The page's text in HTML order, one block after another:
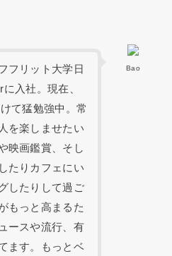
Bao
フリット大学日
入社。現在、
て猛勉強中。常
を楽しませたい
映画鑑賞、そし
たりカフェにい
したりして過ご
もっと高まるた
ースや流行、有
ます。もっとベ